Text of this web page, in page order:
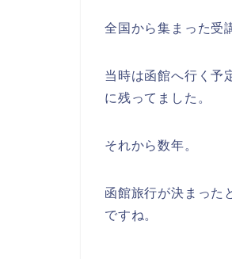
全国から集まった受
当時は函館へ行く予
に残ってました。
それから数年。
函館旅行が決まった
ですね。